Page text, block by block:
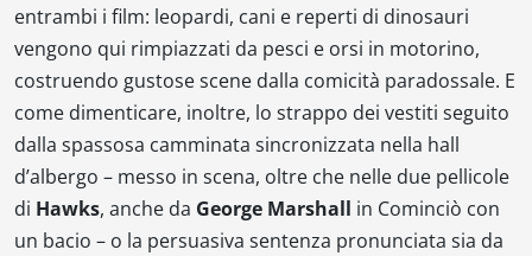
entrambi i film: leopardi, cani e reperti di dinosauri
vengono qui rimpiazzati da pesci e orsi in motorino,
costruendo gustose scene dalla comicità paradossale. E
come dimenticare, inoltre, lo strappo dei vestiti seguito
dalla spassosa camminata sincronizzata nella hall
d’albergo – messo in scena, oltre che nelle due pellicole
di Hawks, anche da George Marshall in Cominciò con
un bacio – o la persuasiva sentenza pronunciata sia da